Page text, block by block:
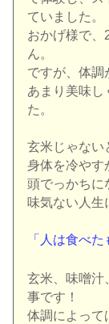
ていました。
おかげ様で、
ん。
ですが、体調
あまり美味し
た。
玄米じゃない
身体を冷やす
頭でっかちに
味気ない人生
「人は食べ
玄米、味噌汁
事です！
体調によって